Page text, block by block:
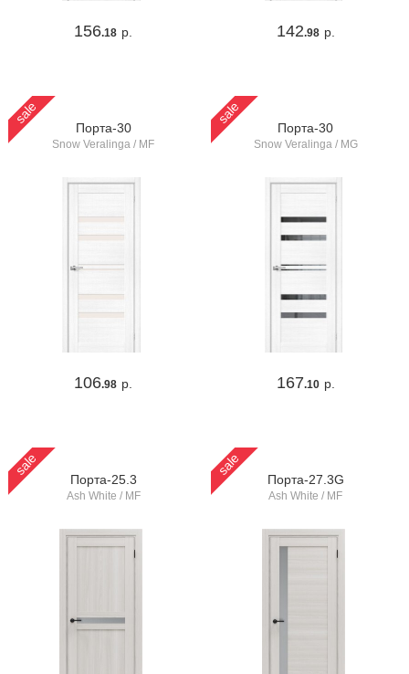
156.18 р. 142.98 р.
sale
Порта-30
Snow Veralinga / MF
106.98 р.
sale
Порта-30
Snow Veralinga / MG
167.10 р.
sale
Порта-25.3
Ash White / MF
sale
Порта-27.3G
Ash White / MF